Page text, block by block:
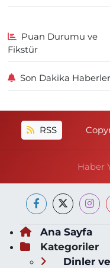
Puan Durumu ve
Fikstür
Son Dakika
RSS
Haber
Ana Sayfa
Kategoriler
Dinler